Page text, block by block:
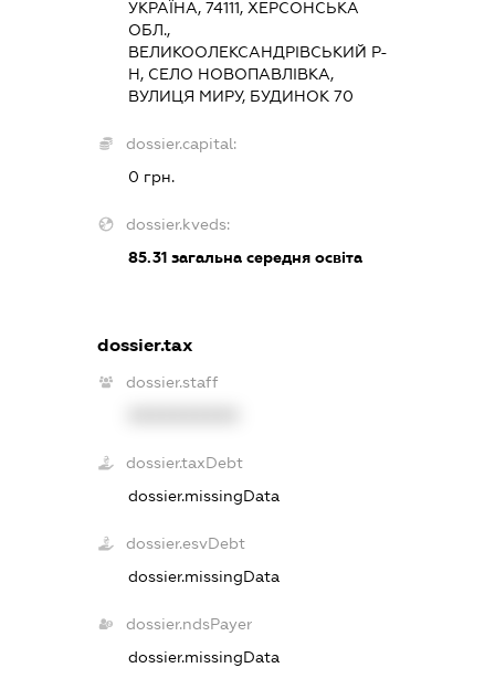
УКРАЇНА, 74111, ХЕРСОНСЬКА
ОБЛ.,
ВЕЛИКООЛЕКСАНДРІВСЬКИЙ Р-
Н, СЕЛО НОВОПАВЛІВКА,
ВУЛИЦЯ МИРУ, БУДИНОК 70
dossier.capital:
0 грн.
dossier.kveds:
85.31загальна середня освіта
dossier.tax
dossier.staff
dossier.taxDebt
dossier.missingData
dossier.esvDebt
dossier.missingData
dossier.ndsPayer
dossier.missingData